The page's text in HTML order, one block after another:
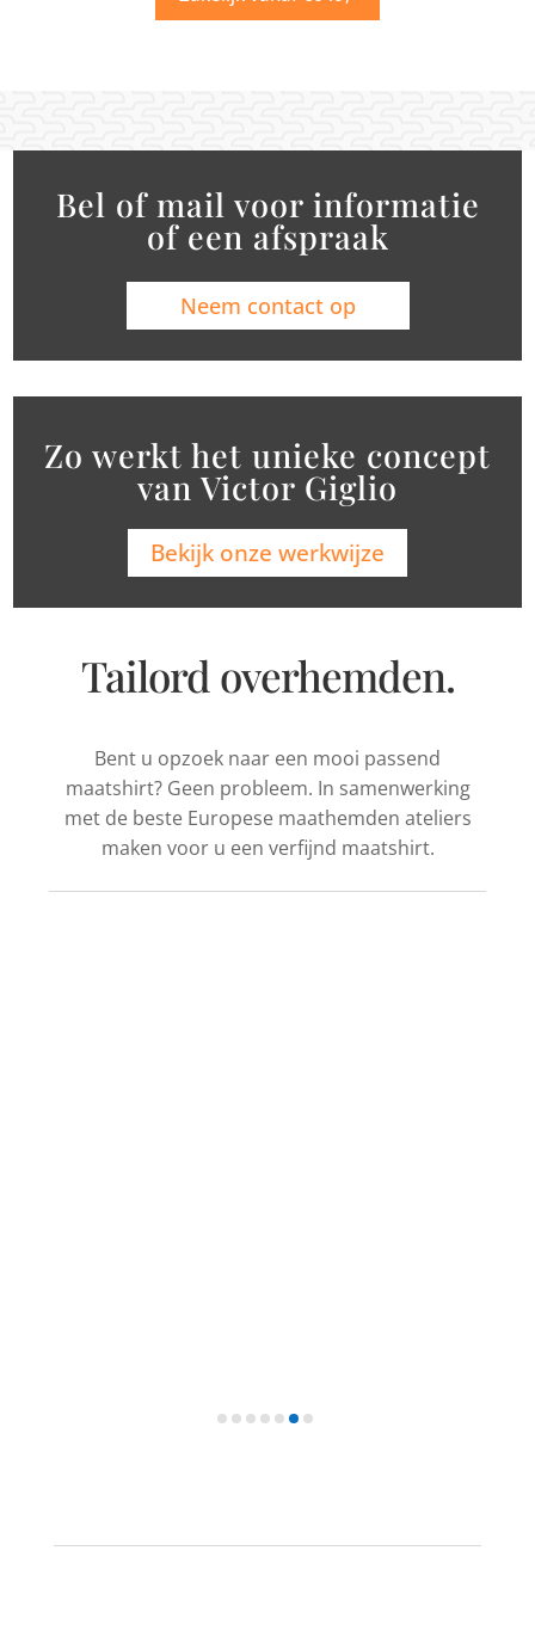
Bel of mail voor informatie
of een afspraak
Neem contact op
Zo werkt het unieke concept
van Victor Giglio
Bekijk onze werkwijze
Tailord overhemden.
Bent u opzoek naar een mooi passend
maatshirt? Geen probleem. In samenwerking
met de beste Europese maathemden ateliers
maken voor u een verfijnd maatshirt.